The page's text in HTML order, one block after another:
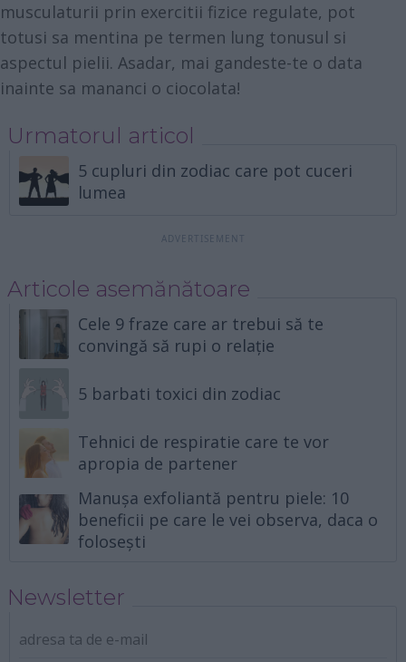
musculaturii prin exercitii fizice regulate, pot
totusi sa mentina pe termen lung tonusul si
aspectul pielii. Asadar, mai gandeste-te o data
inainte sa mananci o ciocolata!
Urmatorul articol
5 cupluri din zodiac care pot cuceri
lumea
Articole asemănătoare
Cele 9 fraze care ar trebui să te
convingă să rupi o relație
5 barbati toxici din zodiac
Tehnici de respiratie care te vor
apropia de partener
Manușa exfoliantă pentru piele: 10
beneficii pe care le vei observa, daca o
folosești
Newsletter
adresa ta de e-mail